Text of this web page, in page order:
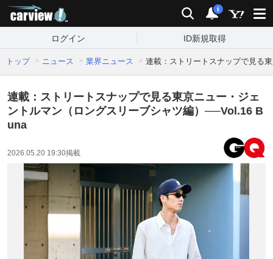
検索 通知
i
ログイン ID新規取得
トップ ニュース 業界ニュース 連載：ストリートスナップで見る
連載：ストリートスナップで見る東京ニュー・ジェ
ントルマン（ロングスリーブシャツ編）──Vol.16 B
una
2026.05.20 19:30掲載